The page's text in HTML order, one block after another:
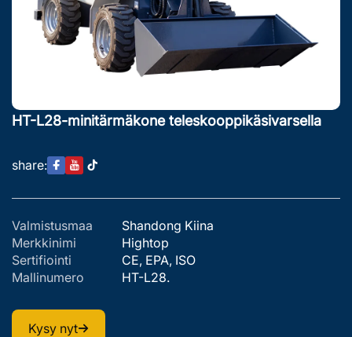
HT-L28-minitärmäkone teleskooppikäsivarsella
share:
Valmistusmaa
Shandong Kiina
Merkkinimi
Hightop
Sertifiointi
CE, EPA, ISO
Mallinumero
HT-L28.
Kysy nyt